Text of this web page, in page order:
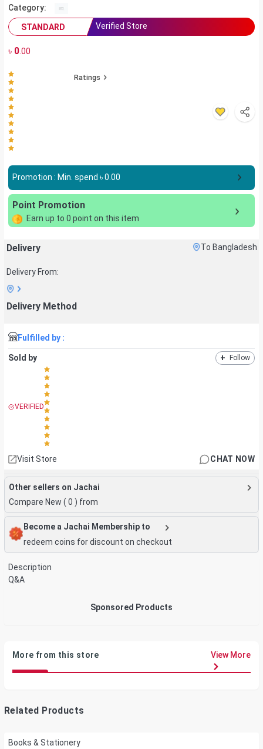
Category:
STANDARD
Verified Store
৳ 0.00
Ratings
Promotion : Min. spend ৳0.00
Point Promotion
Earn up to 0 point on this item
Delivery To Bangladesh
Delivery From:
Delivery Method
Fulfilled by :
Sold by + Follow
VERIFIED
Visit Store CHAT NOW
Other sellers on Jachai
Compare New ( 0 ) from
Become a Jachai Membership to
redeem coins for discount on checkout
Description
Q&A
Sponsored Products
More from this store View More
Related Products
Books & Stationery